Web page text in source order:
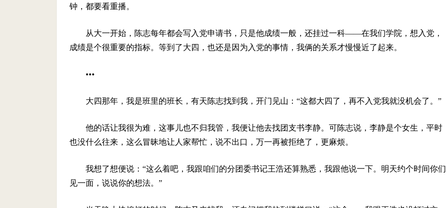
钟，都要看重播。
从大一开始，陈志每年都会写入党申请书，只是他成绩一般，还挂过一科——在我们学院，想入党，
成绩是个很重要的指标。等到了大四，也还是因为入党的事情，我俩的关系才慢慢近了起来。
•••
大四那年，我是班里的班长，有天陈志找到我，开门见山：“这都大四了，再不入党我就没机会了。”
他的话让我很为难，这事儿也不归我管，我便让他去找团支书李静。可陈志说，李静是个女生，平时
也没什么往来，这么冒昧地让人家帮忙，说不出口，万一再被拒绝了，更麻烦。
我想了想便说：“这么着吧，我跟咱们的分团委书记王浩还算熟悉，我跟他说一下。明天约个时间你们
见一面，说说你的想法。”